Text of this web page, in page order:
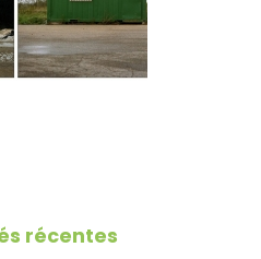
récentes